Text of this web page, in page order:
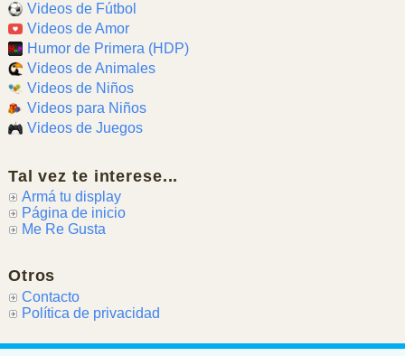
Videos de Fútbol
Videos de Amor
Humor de Primera (HDP)
Videos de Animales
Videos de Niños
Videos para Niños
Videos de Juegos
Tal vez te interese...
Armá tu display
Página de inicio
Me Re Gusta
Otros
Contacto
Política de privacidad